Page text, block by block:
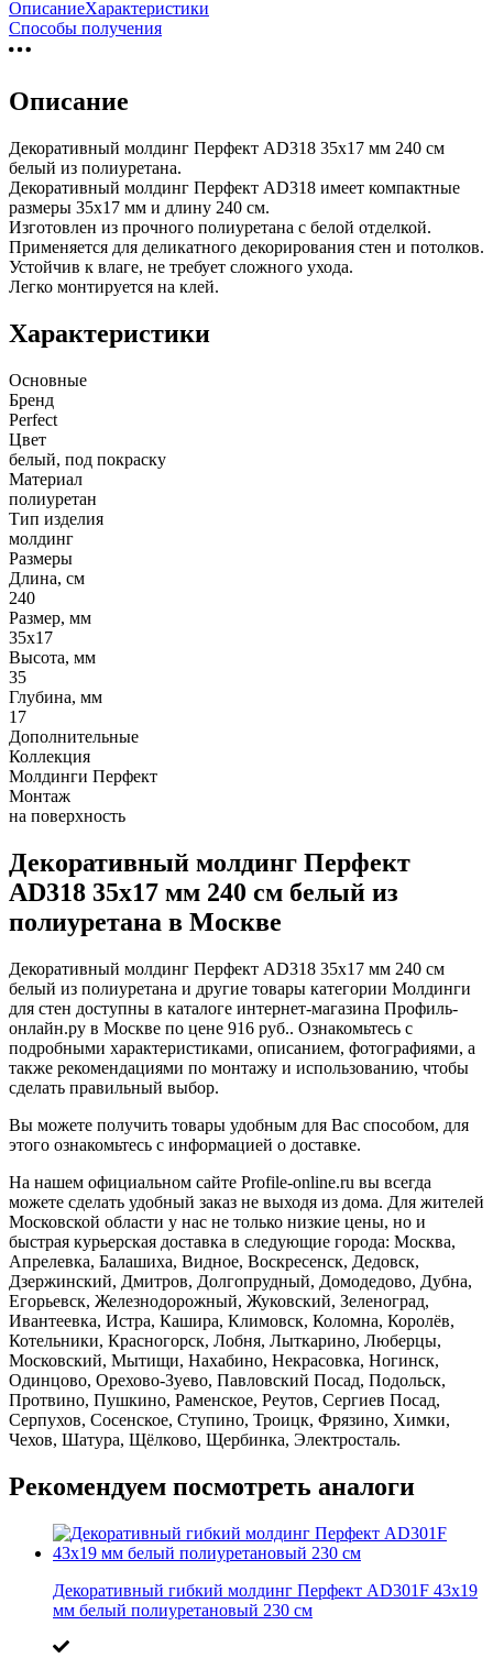
ОписаниеХарактеристики
Способы получения
Описание
Декоративный молдинг Перфект AD318 35х17 мм 240 см
белый из полиуретана.
Декоративный молдинг Перфект AD318 имеет компактные
размеры 35х17 мм и длину 240 см.
Изготовлен из прочного полиуретана с белой отделкой.
Применяется для деликатного декорирования стен и потолков.
Устойчив к влаге, не требует сложного ухода.
Легко монтируется на клей.
Характеристики
Основные
Бренд
Perfect
Цвет
белый, под покраску
Материал
полиуретан
Тип изделия
молдинг
Размеры
Длина, см
240
Размер, мм
35х17
Высота, мм
35
Глубина, мм
17
Дополнительные
Коллекция
Молдинги Перфект
Монтаж
на поверхность
Декоративный молдинг Перфект
AD318 35х17 мм 240 см белый из
полиуретана в Москве
Декоративный молдинг Перфект AD318 35х17 мм 240 см
белый из полиуретана и другие товары категории Молдинги
для стен доступны в каталоге интернет-магазина Профиль-
онлайн.ру в Москве по цене 916 руб.. Ознакомьтесь с
подробными характеристиками, описанием, фотографиями, а
также рекомендациями по монтажу и использованию, чтобы
сделать правильный выбор.
Вы можете получить товары удобным для Вас способом, для
этого ознакомьтесь с информацией о доставке.
На нашем официальном сайте Profile-online.ru вы всегда
можете сделать удобный заказ не выходя из дома. Для жителей
Московской области у нас не только низкие цены, но и
быстрая курьерская доставка в следующие города: Москва,
Апрелевка, Балашиха, Видное, Воскресенск, Дедовск,
Дзержинский, Дмитров, Долгопрудный, Домодедово, Дубна,
Егорьевск, Железнодорожный, Жуковский, Зеленоград,
Ивантеевка, Истра, Кашира, Климовск, Коломна, Королёв,
Котельники, Красногорск, Лобня, Лыткарино, Люберцы,
Московский, Мытищи, Нахабино, Некрасовка, Ногинск,
Одинцово, Орехово-Зуево, Павловский Посад, Подольск,
Протвино, Пушкино, Раменское, Реутов, Сергиев Посад,
Серпухов, Сосенское, Ступино, Троицк, Фрязино, Химки,
Чехов, Шатура, Щёлково, Щербинка, Электросталь.
Рекомендуем посмотреть аналоги
Декоративный гибкий молдинг Перфект AD301F 43х19
мм белый полиуретановый 230 см